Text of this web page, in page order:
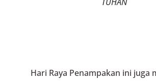
Hari Raya Penampakan ini juga